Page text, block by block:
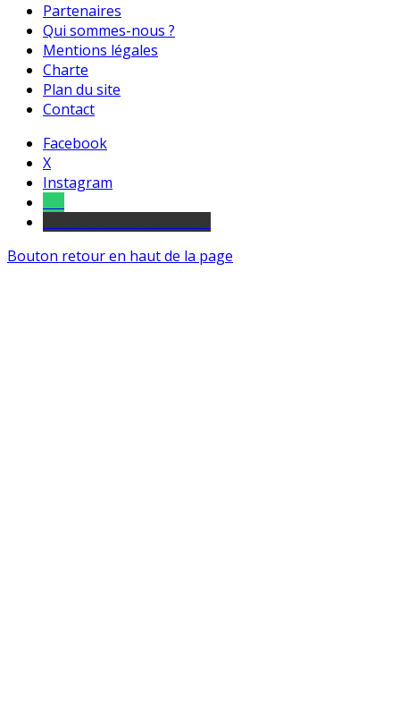
Partenaires
Qui sommes-nous ?
Mentions légales
Charte
Plan du site
Contact
Facebook
X
Instagram
Bouton retour en haut de la page